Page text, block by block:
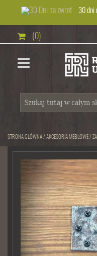
30 dni
(0)
STRONA GŁÓWNA/ AKCESORIA MEBLOWE/